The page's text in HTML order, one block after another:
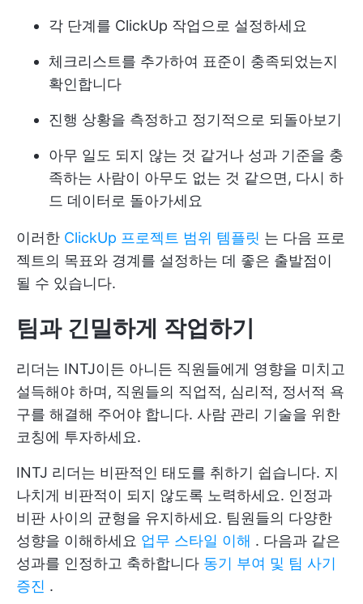
각 단계를 ClickUp 작업으로 설정하세요
체크리스트를 추가하여 표준이 충족되었는지
확인합니다
진행 상황을 측정하고 정기적으로 되돌아보기
아무 일도 되지 않는 것 같거나 성과 기준을 충
족하는 사람이 아무도 없는 것 같으면, 다시 하
드 데이터로 돌아가세요
이러한 ClickUp 프로젝트 범위 템플릿 는 다음 프로
젝트의 목표와 경계를 설정하는 데 좋은 출발점이
될 수 있습니다.
팀과 긴밀하게 작업하기
리더는 INTJ이든 아니든 직원들에게 영향을 미치고
설득해야 하며, 직원들의 직업적, 심리적, 정서적 욕
구를 해결해 주어야 합니다. 사람 관리 기술을 위한
코칭에 투자하세요.
INTJ 리더는 비판적인 태도를 취하기 쉽습니다. 지
나치게 비판적이 되지 않도록 노력하세요. 인정과
비판 사이의 균형을 유지하세요. 팀원들의 다양한
성향을 이해하세요 업무 스타일 이해 . 다음과 같은
성과를 인정하고 축하합니다 동기 부여 및 팀 사기
증진 .